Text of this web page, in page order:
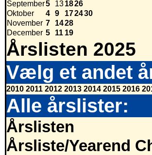
September5 131826
Oktober
4 9 172430
November 7 1428
December 5 11 19
Årslisten 2025
Vælg et andet
2010 2011 2012 2013 2014 2015 2016
Alle årslister:
Årslisten
Årsliste/Yearend